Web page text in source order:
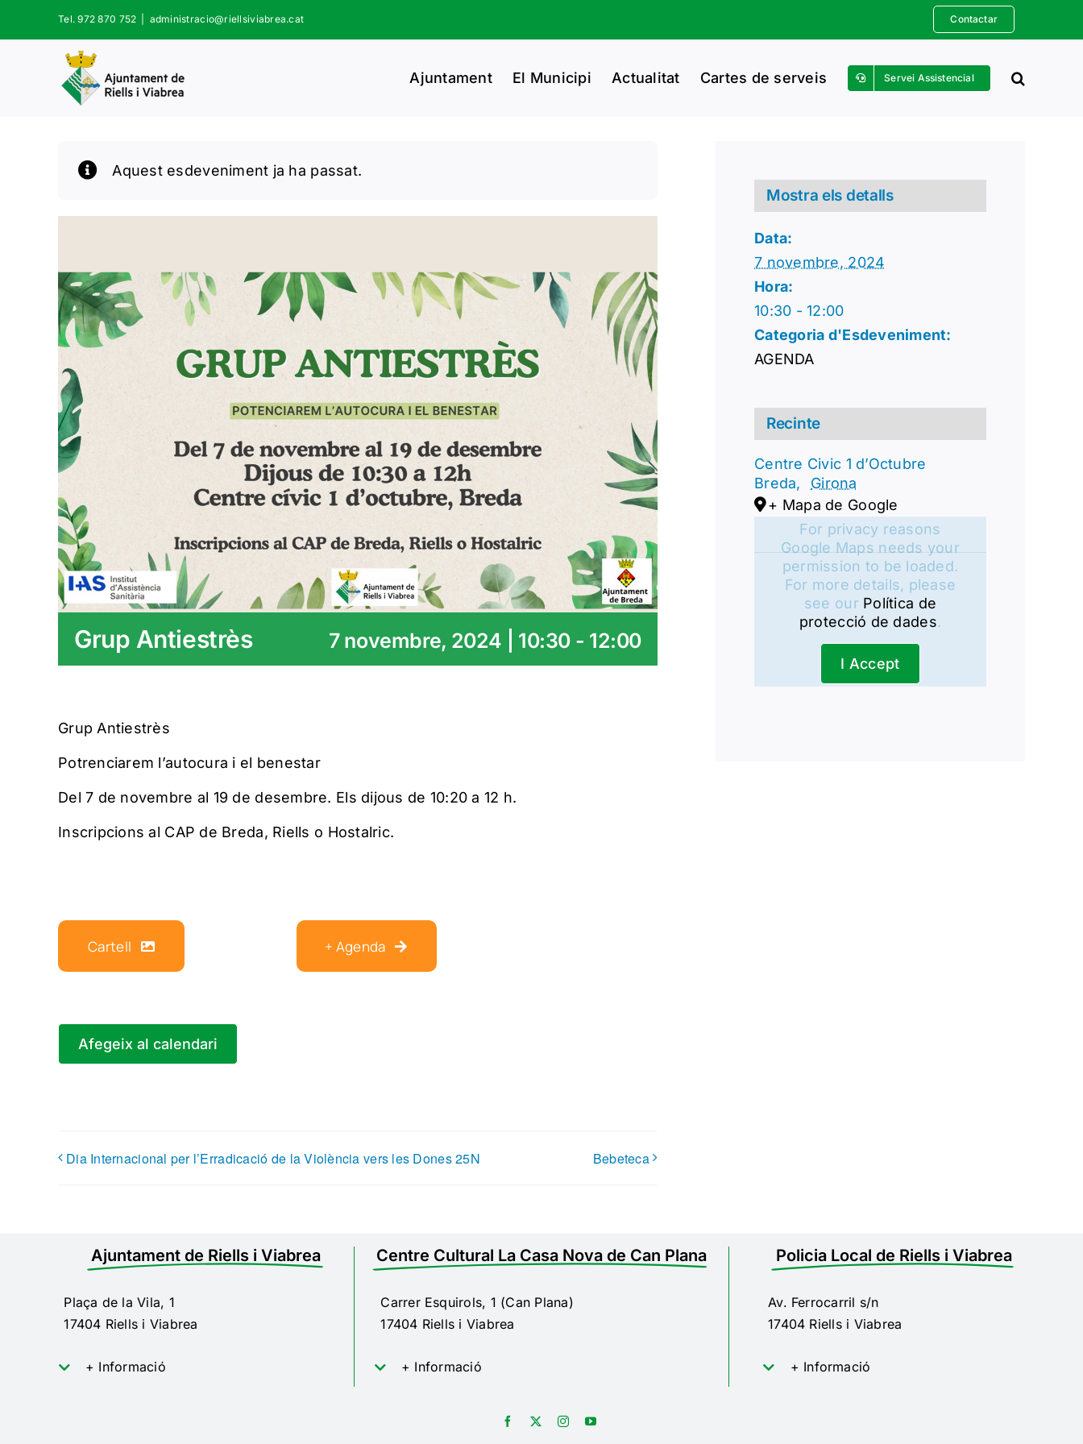
Tel. 972 870 752 administracio@riellsiviabrea.cat Contactar
Ajuntament El Municipi Actualitat Cartes de serveis Servei Assistencial
Aquest esdeveniment ja ha passat.
Grup Antiestrès 7 novembre, 2024 | 10:30 - 12:00
Grup Antiestrès
Potrenciarem l’autocura i el benestar
Del 7 de novembre al 19 de desembre. Els dijous de 10:20 a 12 h.
Inscripcions al CAP de Breda, Riells o Hostalric.
Cartell + Agenda
Afegeix al calendari
Dia Internacional per l’Erradicació de la Violència vers les Dones 25N Bebeteca
Mostra els detalls
Data:
7 novembre, 2024
Hora:
10:30 - 12:00
Categoria d'Esdeveniment:
AGENDA
Recinte
Centre Civic 1 d’Octubre
Breda,
Girona
+ Mapa de Google
For privacy reasons
Google Maps needs your
permission to be loaded.
For more details, please
see our Política de
protecció de dades.
I Accept
Ajuntament de Riells i Viabrea
Plaça de la Vila, 1
17404 Riells i Viabrea
+ Informació
Centre Cultural La Casa Nova de Can Plana
Carrer Esquirols, 1 (Can Plana)
17404 Riells i Viabrea
+ Informació
Policia Local de Riells i Viabrea
Av. Ferrocarril s/n
17404 Riells i Viabrea
+ Informació